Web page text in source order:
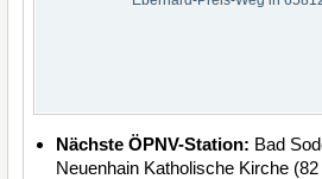
Nächste ÖPNV-Station: Bad
Neuenhain Katholische Kirche (82